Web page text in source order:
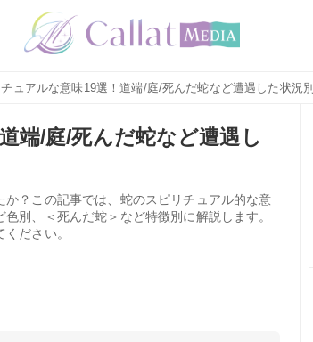
ュアルな意味19選！道端/庭/死んだ蛇など遭遇した状況別
端/庭/死んだ蛇など遭遇し
？この記事では、蛇のスピリチュアル的な意
別、＜死んだ蛇＞など特徴別に解説します。
ださい。